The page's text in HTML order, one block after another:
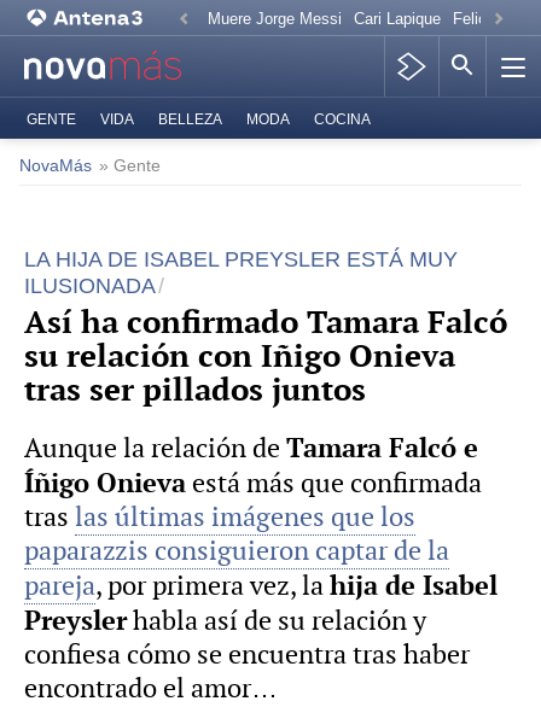
Muere Jorge Messi Cari Lapique Felicitación
GENTE VIDA BELLEZA MODA COCINA
NovaMás » Gente
LA HIJA DE ISABEL PREYSLER ESTÁ MUY
ILUSIONADA
Así ha confirmado Tamara Falcó
su relación con Iñigo Onieva
tras ser pillados juntos
Aunque la relación de Tamara Falcó e
Íñigo Onieva está más que confirmada
tras las últimas imágenes que los
paparazzis consiguieron captar de la
pareja, por primera vez, lahija de Isabel
Preyslerhabla así de su relación y
confiesa cómo se encuentra tras haber
encontrado el amor…